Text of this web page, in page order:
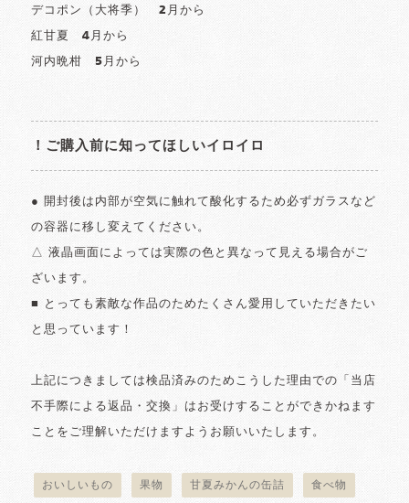
デコポン（大将季） 2月から
紅甘夏 4月から
河内晩柑 5月から
！ご購入前に知ってほしいイロイロ
● 開封後は内部が空気に触れて酸化するため必ずガラスなど
の容器に移し変えてください。
△ 液晶画面によっては実際の色と異なって見える場合がご
ざいます。
■ とっても素敵な作品のためたくさん愛用していただきたい
と思っています！
上記につきましては検品済みのためこうした理由での「当店
不手際による返品・交換」はお受けすることができかねます
ことをご理解いただけますようお願いいたします。
おいしいもの 果物 甘夏みかんの缶詰 食べ物